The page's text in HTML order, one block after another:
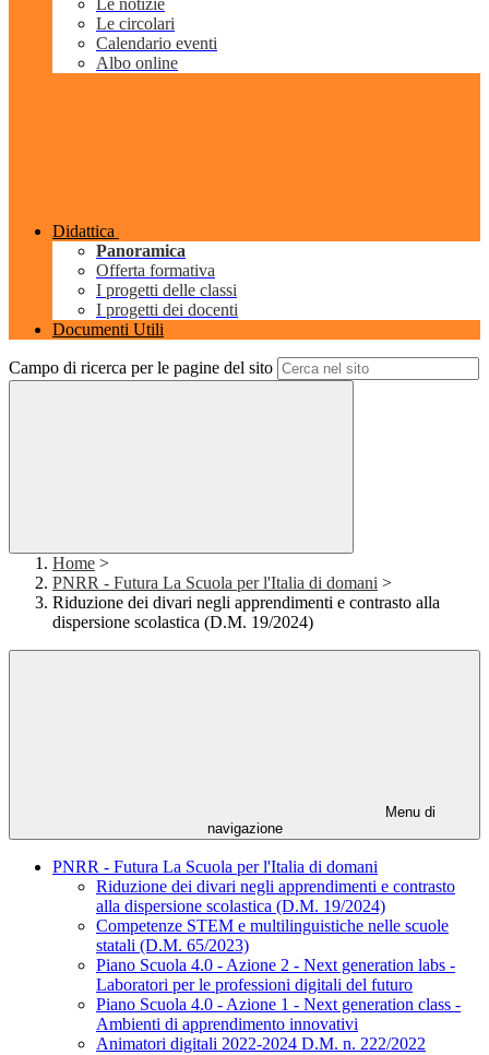
Le notizie
Le circolari
Calendario eventi
Albo online
Didattica
Panoramica
Offerta formativa
I progetti delle classi
I progetti dei docenti
Documenti Utili
Campo di ricerca per le pagine del sito
Home >
PNRR - Futura La Scuola per l'Italia di domani >
Riduzione dei divari negli apprendimenti e contrasto alla
dispersione scolastica (D.M. 19/2024)
Menu di
navigazione
PNRR - Futura La Scuola per l'Italia di domani
Riduzione dei divari negli apprendimenti e contrasto
alla dispersione scolastica (D.M. 19/2024)
Competenze STEM e multilinguistiche nelle scuole
statali (D.M. 65/2023)
Piano Scuola 4.0 - Azione 2 - Next generation labs -
Laboratori per le professioni digitali del futuro
Piano Scuola 4.0 - Azione 1 - Next generation class -
Ambienti di apprendimento innovativi
Animatori digitali 2022-2024 D.M. n. 222/2022